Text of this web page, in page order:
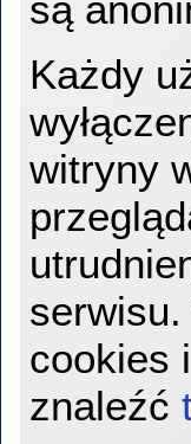
Każdy
witryny
cookies
znaleźć